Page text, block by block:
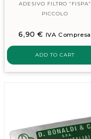
ADESIVO FILTRO “FISPA”
PICCOLO
6,90€ IVA Compresa
ADD TO CART